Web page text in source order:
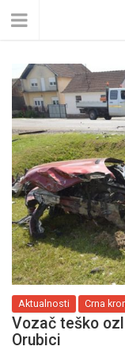
Aktualnosti Crna
Vozač teško
Orubici